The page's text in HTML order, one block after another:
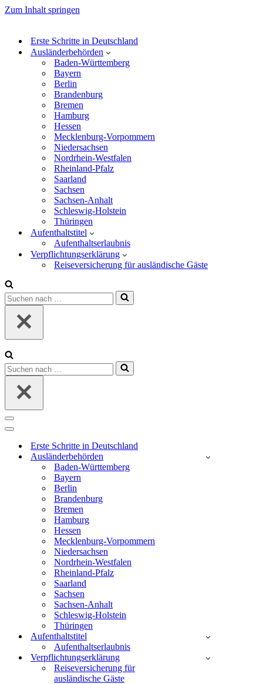
Zum Inhalt springen
Erste Schritte in Deutschland
Ausländerbehörden
Baden-Württemberg
Bayern
Berlin
Brandenburg
Bremen
Hamburg
Hessen
Mecklenburg-Vorpommern
Niedersachsen
Nordrhein-Westfalen
Rheinland-Pfalz
Saarland
Sachsen
Sachsen-Anhalt
Schleswig-Holstein
Thüringen
Aufenthaltstitel
Aufenthaltserlaubnis
Verpflichtungserklärung
Reiseversicherung für ausländische Gäste
Suchen
nach …
Suchen
nach …
Navigations-
Menü
Navigations-
Erste Schritte in Deutschland
Ausländerbehörden
Baden-Württemberg
Bayern
Berlin
Brandenburg
Bremen
Hamburg
Hessen
Mecklenburg-Vorpommern
Niedersachsen
Nordrhein-Westfalen
Rheinland-Pfalz
Saarland
Sachsen
Sachsen-Anhalt
Schleswig-Holstein
Thüringen
Aufenthaltstitel
Aufenthaltserlaubnis
Verpflichtungserklärung
Reiseversicherung für
ausländische Gäste